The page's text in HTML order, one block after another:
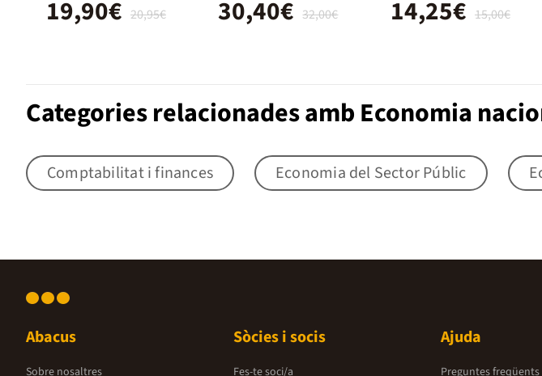
20,95€
19,90€ 32,00€
30,40€ 15,00€
14,25€
Categories relacionades amb Economia
Comptabilitat i finances Economia del Sector Públic
Abacus
Sobre nosaltres
Sòcies i socis
Fes-te soci/a
Ajuda
Preguntes freqüents